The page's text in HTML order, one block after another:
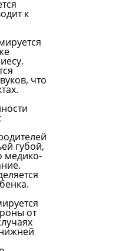
к
что
губой,
медико-
от